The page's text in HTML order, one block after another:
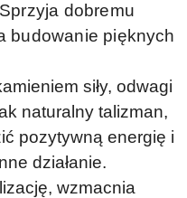
dobremu
budowanie pięknych
siły, odwagi
naturalny talizman,
pozytywną energię i
działanie.
wzmacnia